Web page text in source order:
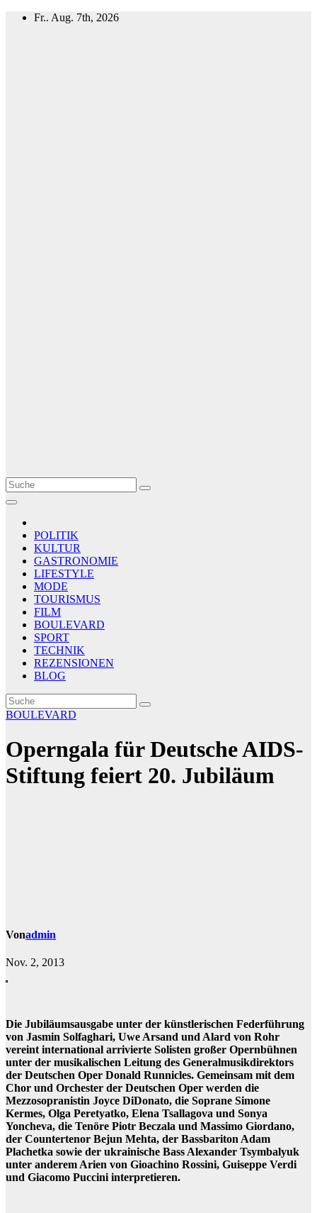
Zum
Fr.. Aug. 7th, 2026
Le Matin
AGENCE DE PRESSE
POLITIK
KULTUR
GASTRONOMIE
LIFESTYLE
MODE
TOURISMUS
FILM
BOULEVARD
SPORT
TECHNIK
REZENSIONEN
BLOG
BOULEVARD
Operngala für Deutsche AIDS-
Stiftung feiert 20. Jubiläum
Vonadmin
Nov. 2, 2013
Die Jubiläumsausgabe unter der künstlerischen Federführung
von Jasmin Solfaghari, Uwe Arsand und Alard von Rohr
vereint international arrivierte Solisten großer Opernbühnen
unter der musikalischen Leitung des Generalmusikdirektors
der Deutschen Oper Donald Runnicles. Gemeinsam mit dem
Chor und Orchester der Deutschen Oper werden die
Mezzosopranistin Joyce DiDonato, die Soprane Simone
Kermes, Olga Peretyatko, Elena Tsallagova und Sonya
Yoncheva, die Tenöre Piotr Beczala und Massimo Giordano,
der Countertenor Bejun Mehta, der Bassbariton Adam
Plachetka sowie der ukrainische Bass Alexander Tsymbalyuk
unter anderem Arien von Gioachino Rossini, Guiseppe Verdi
und Giacomo Puccini interpretieren.